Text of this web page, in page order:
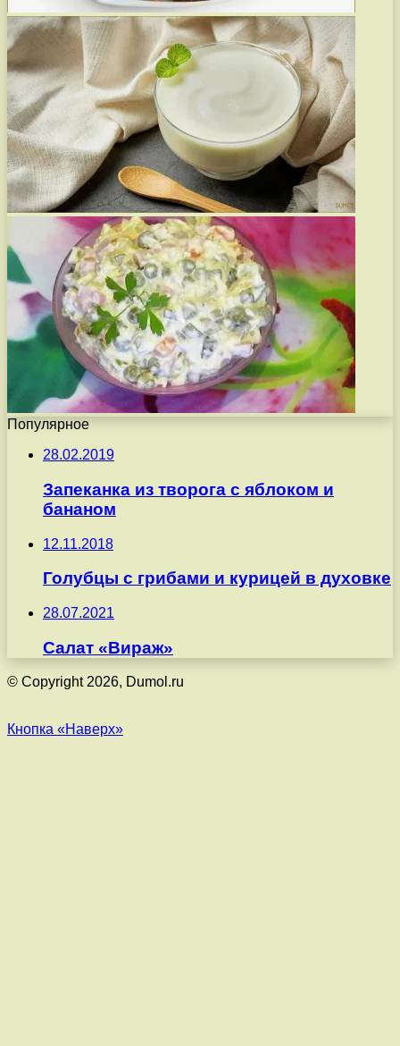
Популярное
28.02.2019
Запеканка из творога с яблоком и
бананом
12.11.2018
Голубцы с грибами и курицей в духовке
28.07.2021
Салат «Вираж»
© Copyright 2026, Dumol.ru
Кнопка «Наверх»